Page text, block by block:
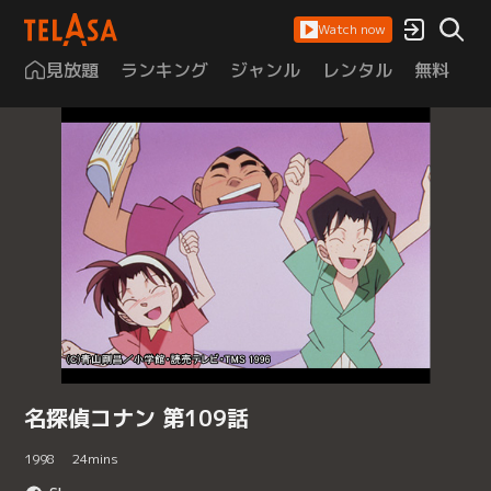
Watch now
見放題 ランキング ジャンル レンタル 無料
名探偵コナン 第109話
1998 24mins